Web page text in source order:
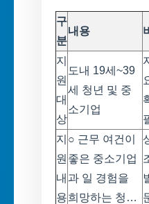
구
분
내용
지
원
대
상
도내 19세~39
세 청년 및 중
소기업
지
원
내
용
○ 근무 여건이
좋은 중소기업
과 일 경험을
희망하는 청…